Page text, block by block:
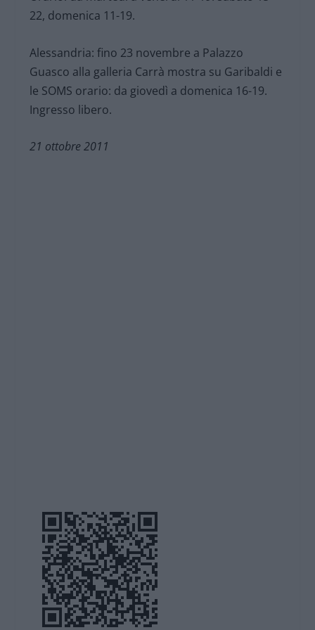
22, domenica 11-19.
Alessandria: fino 23 novembre a Palazzo
Guasco alla galleria Carrà mostra su Garibaldi e
le SOMS orario: da giovedì a domenica 16-19.
Ingresso libero.
21 ottobre 2011